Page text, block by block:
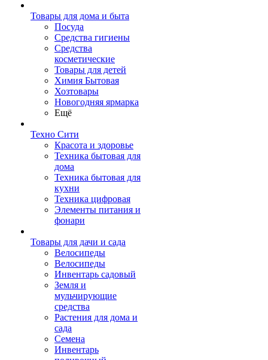
Товары для дома и быта
Посуда
Средства гигиены
Средства
косметические
Товары для детей
Химия Бытовая
Хозтовары
Новогодняя ярмарка
Ещё
Техно Сити
Красота и здоровье
Техника бытовая для
дома
Техника бытовая для
кухни
Техника цифровая
Элементы питания и
фонари
Товары для дачи и сада
Велосипеды
Велосипеды
Инвентарь садовый
Земля и
мульчирующие
средства
Растения для дома и
сада
Семена
Инвентарь